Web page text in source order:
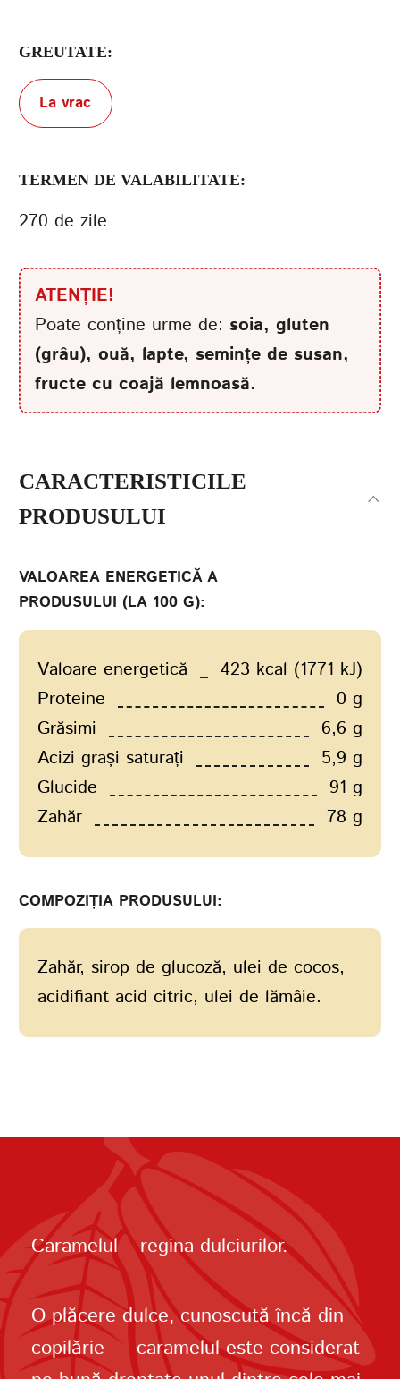
GREUTATE:
La vrac
TERMEN DE VALABILITATE:
270 de zile
ATENȚIE!
Poate conține urme de: soia, gluten
(grâu), ouă, lapte, semințe de susan,
fructe cu coajă lemnoasă.
CARACTERISTICILE
PRODUSULUI
VALOAREA ENERGETICĂ A
PRODUSULUI (LA 100 G):
Valoare energetică
423 kcal (1771 kJ)
Proteine
0 g
Grăsimi
6,6 g
Acizi grași saturați
5,9 g
Glucide
91 g
Zahăr
78 g
COMPOZIȚIA PRODUSULUI:
Zahăr, sirop de glucoză, ulei de cocos,
acidifiant acid citric, ulei de lămâie.
Caramelul – regina dulciurilor.
O plăcere dulce, cunoscută încă din
copilărie — caramelul este considerat